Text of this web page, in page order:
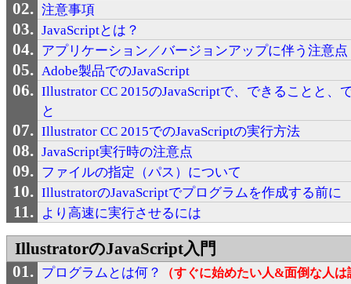
注意事項
JavaScriptとは？
アプリケーション／バージョンアップに伴う注意点
Adobe製品でのJavaScript
Illustrator CC 2015のJavaScriptで、できることと、
と
Illustrator CC 2015でのJavaScriptの実行方法
JavaScript実行時の注意点
ファイルの指定（パス）について
IllustratorのJavaScriptでプログラムを作成する前に
より高速に実行させるには
IllustratorのJavaScript入門
プログラムとは何？
（すぐに始めたい人&面倒な人